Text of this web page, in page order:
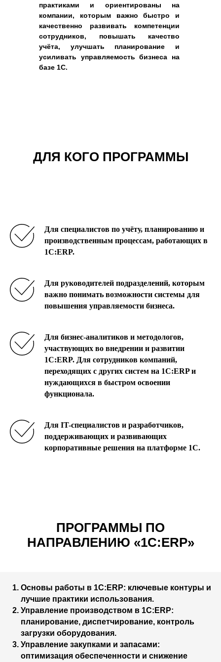
практиками и ориентированы на
компании, которым важно быстро и
качественно развивать компетенции
сотрудников, повышать качество
учёта, улучшать планирование и
усиливать управляемость бизнеса на
базе 1С.
ДЛЯ КОГО ПРОГРАММЫ
Для специалистов по учёту, планированию и
производственным процессам, работающих в
1С:ERP.
Для руководителей подразделений, которым
важно понимать возможности системы для
повышения управляемости бизнеса.
Для бизнес-аналитиков и методологов,
участвующих во внедрении и развитии
1С:ERP. Для сотрудников компаний,
переходящих с других систем на 1С:ERP и
нуждающихся в быстром освоении
функционала.
Для IT-специалистов и разработчиков,
поддерживающих и развивающих
корпоративные решения на платформе 1С.
ПРОГРАММЫ ПО
НАПРАВЛЕНИЮ «1C:ERP»
Основы работы в 1С:ERP: ключевые контуры и
лучшие практики использования.
Управление производством в 1С:ERP:
планирование, диспетчирование, контроль
загрузки оборудования.
Управление закупками и запасами:
оптимизация обеспеченности и снижение